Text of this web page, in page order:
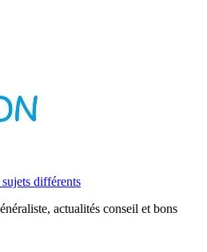
différents
actualités conseil et bons